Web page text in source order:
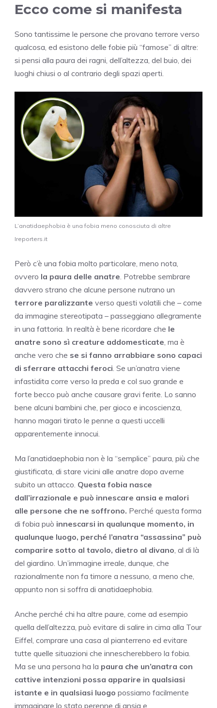
Ecco come si manifesta
Sono tantissime le persone che provano terrore verso
qualcosa, ed esistono delle fobie più “famose” di altre:
si pensi alla paura dei ragni, dell’altezza, del buio, dei
luoghi chiusi o al contrario degli spazi aperti.
L’anatidaephobia è una fobia meno conosciuta di altre
Ireporters.it
Però c’è una fobia molto particolare, meno nota,
ovvero la paura delle anatre. Potrebbe sembrare
davvero strano che alcune persone nutrano un
terrore paralizzante verso questi volatili che – come
da immagine stereotipata – passeggiano allegramente
in una fattoria. In realtà è bene ricordare che le
anatre sono sì creature addomesticate, ma è
anche vero che se si fanno arrabbiare sono capaci
di sferrare attacchi feroci. Se un’anatra viene
infastidita corre verso la preda e col suo grande e
forte becco può anche causare gravi ferite. Lo sanno
bene alcuni bambini che, per gioco e incoscienza,
hanno magari tirato le penne a questi uccelli
apparentemente innocui.
Ma l’anatidaephobia non è la “semplice” paura, più che
giustificata, di stare vicini alle anatre dopo averne
subito un attacco. Questa fobia nasce
dall’irrazionale e può innescare ansia e malori
alle persone che ne soffrono. Perché questa forma
di fobia può innescarsi in qualunque momento, in
qualunque luogo, perché l’anatra “assassina” può
comparire sotto al tavolo, dietro al divano, al di là
del giardino. Un’immagine irreale, dunque, che
razionalmente non fa timore a nessuno, a meno che,
appunto non si soffra di anatidaephobia.
Anche perché chi ha altre paure, come ad esempio
quella dell’altezza, può evitare di salire in cima alla Tour
Eiffel, comprare una casa al pianterreno ed evitare
tutte quelle situazioni che innescherebbero la fobia.
Ma se una persona ha la paura che un’anatra con
cattive intenzioni possa apparire in qualsiasi
istante e in qualsiasi luogo possiamo facilmente
immaginare lo stato perenne di ansia e